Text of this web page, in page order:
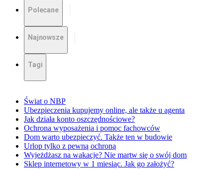
Polecane
Najnowsze
Tagi
Świat o NBP
Ubezpieczenia kupujemy online, ale także u agenta
Jak działa konto oszczędnościowe?
Ochrona wyposażenia i pomoc fachowców
Dom warto ubezpieczyć. Także ten w budowie
Urlop tylko z pewną ochroną
Wyjeżdżasz na wakacje? Nie martw się o swój dom
Sklep internetowy w 1 miesiąc. Jak go założyć?